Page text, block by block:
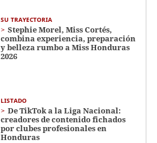
SU TRAYECTORIA
Stephie Morel, Miss Cortés,
combina experiencia, preparación
y belleza rumbo a Miss Honduras
2026
LISTADO
De TikTok a la Liga Nacional:
creadores de contenido fichados
por clubes profesionales en
Honduras